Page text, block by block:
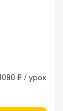
₽ / урок